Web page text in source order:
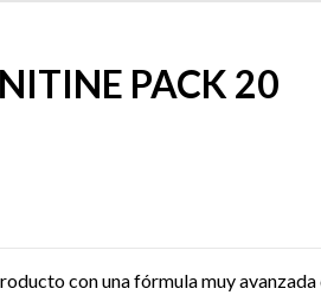
PACK 20
con una fórmula muy avanzada